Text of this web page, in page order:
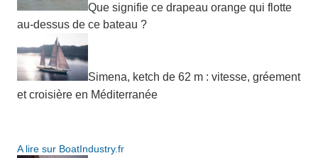
Que signifie ce drapeau orange qui flotte
au-dessus de ce bateau ?
Simena, ketch de 62 m : vitesse, gréement
et croisière en Méditerranée
A lire sur BoatIndustry.fr